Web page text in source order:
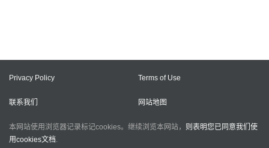
Privacy Policy Terms of Use
联系我们 网站地图
本网站使用浏览器记录标记cookies。继续浏览本网站， 则表明您已同意我们使
用cookies文档.